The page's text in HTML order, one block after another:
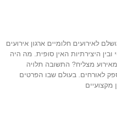
לאירועים חלומיים ארגון אירועים
היצירתיות האין סופית. מה היה
מאירוע מצליח? התשובה תלויה
לאורחים. בעולם שבו הפרטים
מקצועיים